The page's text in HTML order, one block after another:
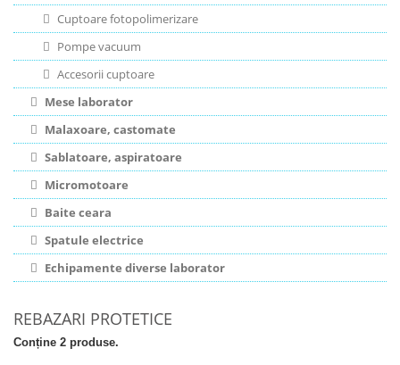
Cuptoare fotopolimerizare
Pompe vacuum
Accesorii cuptoare
Mese laborator
Malaxoare, castomate
Sablatoare, aspiratoare
Micromotoare
Baite ceara
Spatule electrice
Echipamente diverse laborator
REBAZARI PROTETICE
Conține 2 produse.